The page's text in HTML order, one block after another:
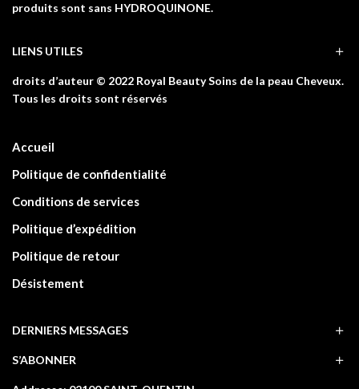
produits sont sans HYDROQUINONE.
LIENS UTILES
droits d’auteur © 2022 Royal Beauty Soins de la peau Cheveux.
Tous les droits sont réservés
Accueil
Politique de confidentialité
Conditions de services
Politique d’expédition
Politique de retour
Désistement
DERNIERS MESSAGES
S’ABONNER